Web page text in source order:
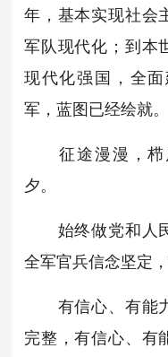
年，基本实现社会
军队现代化；到本
现代化强国，全
军，蓝图已经绘就。
征途漫漫，栉
夕。
始终做党和人民
全军官兵信念坚定
有信心、有能力
完整，有信心、有